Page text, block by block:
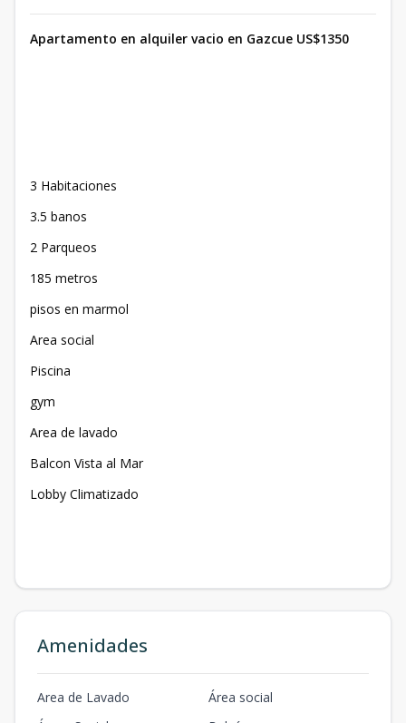
Apartamento en alquiler vacio en Gazcue US$1350
3 Habitaciones
3.5 banos
2 Parqueos
185 metros
pisos en marmol
Area social
Piscina
gym
Area de lavado
Balcon Vista al Mar
Lobby Climatizado
Amenidades
Area de Lavado
Área social